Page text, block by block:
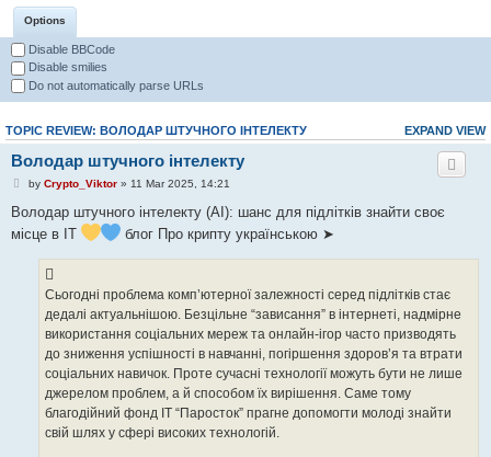
Options
Disable BBCode
Disable smilies
Do not automatically parse URLs
EXPAND VIEW
TOPIC REVIEW: ВОЛОДАР ШТУЧНОГО ІНТЕЛЕКТУ
Володар штучного інтелекту
by Crypto_Viktor» 11 Mar 2025, 14:21
Володар штучного інтелекту (AI): шанс для підлітків знайти своє
місце в IT
блог Про крипту українською ➤
Сьогодні проблема комп’ютерної залежності серед підлітків стає
дедалі актуальнішою. Безцільне “зависання” в інтернеті, надмірне
використання соціальних мереж та онлайн-ігор часто призводять
до зниження успішності в навчанні, погіршення здоров’я та втрати
соціальних навичок. Проте сучасні технології можуть бути не лише
джерелом проблем, а й способом їх вирішення. Саме тому
благодійний фонд IT “Паросток” прагне допомогти молоді знайти
свій шлях у сфері високих технологій.